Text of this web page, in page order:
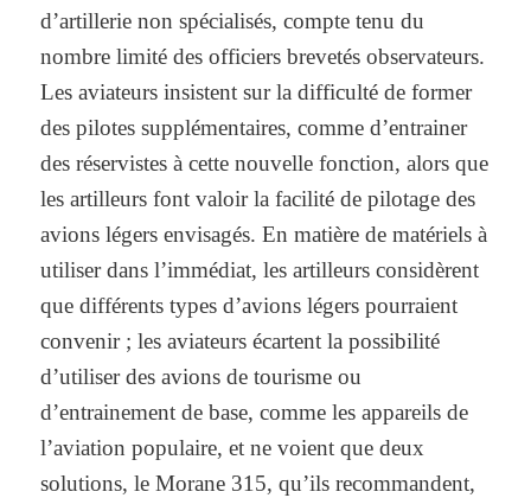
d’artillerie non spécialisés, compte tenu du
nombre limité des officiers brevetés observateurs.
Les aviateurs insistent sur la difficulté de former
des pilotes supplémentaires, comme d’entrainer
des réservistes à cette nouvelle fonction, alors que
les artilleurs font valoir la facilité de pilotage des
avions légers envisagés. En matière de matériels à
utiliser dans l’immédiat, les artilleurs considèrent
que différents types d’avions légers pourraient
convenir ; les aviateurs écartent la possibilité
d’utiliser des avions de tourisme ou
d’entrainement de base, comme les appareils de
l’aviation populaire, et ne voient que deux
solutions, le Morane 315, qu’ils recommandent,